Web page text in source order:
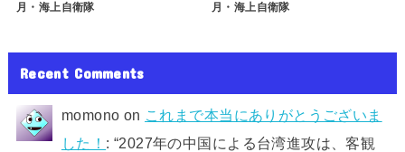
月・海上自衛隊
月・海上自衛隊
Recent Comments
momono on これまで本当にありがとうございま
した！ : “2027年の中国による台湾進攻は、客観